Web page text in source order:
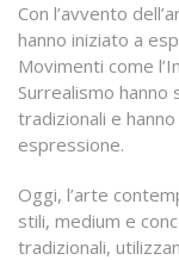
Con l’avvento
hanno iniziato a
Movimenti come
Surrealismo
tradizionali e
espressione.
Oggi, l’arte
stili, medium e
tradizionali,